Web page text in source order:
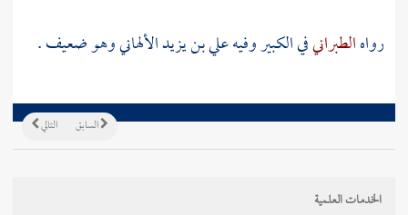
رواهالطبرانيفي الكبير وفيهعلي بن يزيد الألهانيوهو ضعيف .
التالي السابق
الخدمات العلمية